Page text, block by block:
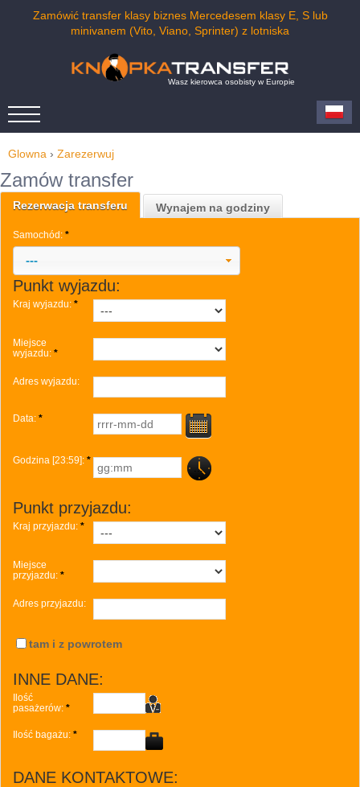
Zamówić transfer klasy biznes Mercedesem klasy E, S lub
minivanem (Vito, Viano, Sprinter) z lotniska
Wasz kierowca osobisty w Europie
Glowna › Zarezerwuj
Zamów transfer
Rezerwacja transferu Wynajem na godziny
Samochód: *
---
Punkt wyjazdu:
Kraj wyjazdu: *
Miejsce
wyjazdu: *
Adres wyjazdu:
Data: *
Godzina [23:59]: *
...
Punkt przyjazdu:
Kraj przyjazdu: *
Miejsce
przyjazdu: *
Adres przyjazdu:
tam i z powrotem
INNE DANE:
Ilość
pasażerów: *
Ilość bagażu: *
DANE KONTAKTOWE: